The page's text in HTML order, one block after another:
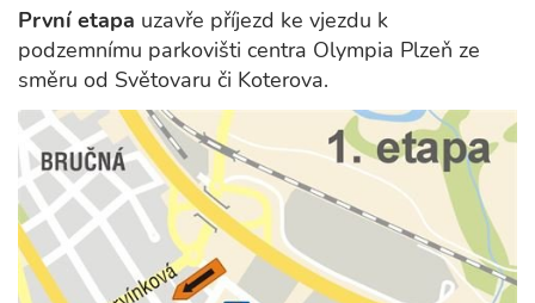
První etapa uzavře příjezd ke vjezdu k
podzemnímu parkovišti centra Olympia Plzeň ze
směru od Světovaru či Koterova.